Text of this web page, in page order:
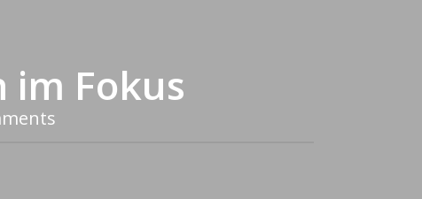
Fokus